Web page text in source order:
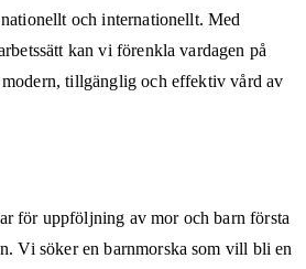
och internationellt. Med
kan vi förenkla vardagen på
tillgänglig och effektiv vård av
för uppföljning av mor och barn första
Vi söker en barnmorska som vill bli en